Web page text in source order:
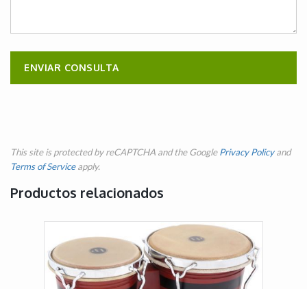
This site is protected by reCAPTCHA and the GooglePrivacy Policyand
Terms of Serviceapply.
Productos relacionados